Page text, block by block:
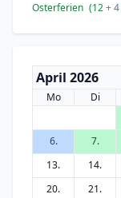
Osterferien (12+ 4
April 2026
Mo Di
6.
7.
13.
14.
20.
21.